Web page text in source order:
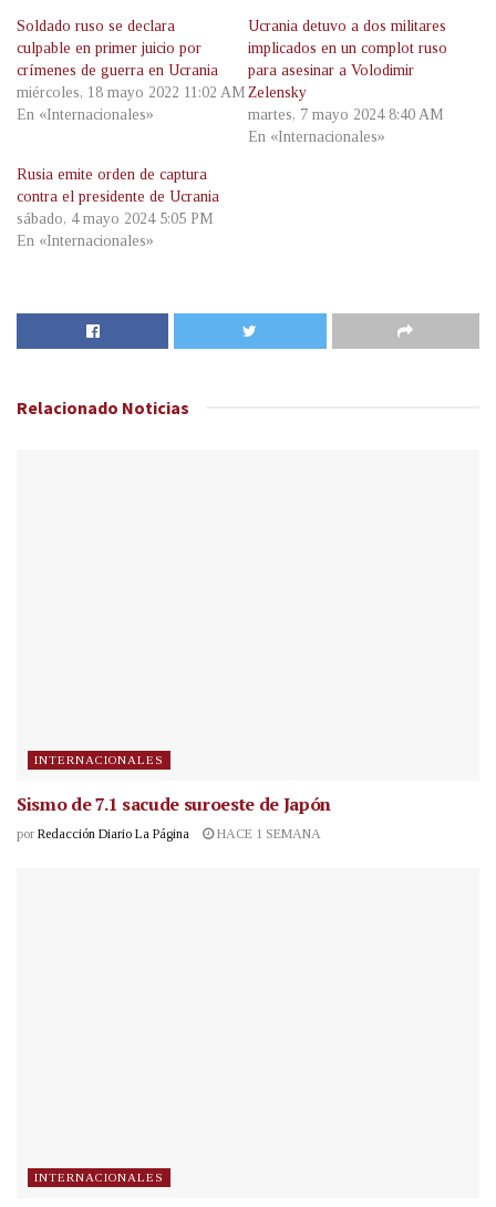
Soldado ruso se declara
culpable en primer juicio por
crímenes de guerra en Ucrania
miércoles, 18 mayo 2022 11:02 AM
En «Internacionales»
Ucrania detuvo a dos militares
implicados en un complot ruso
para asesinar a Volodimir
Zelensky
martes, 7 mayo 2024 8:40 AM
En «Internacionales»
Rusia emite orden de captura
contra el presidente de Ucrania
sábado, 4 mayo 2024 5:05 PM
En «Internacionales»
Relacionado Noticias
INTERNACIONALES
Sismo de 7.1 sacude suroeste de Japón
por Redacción Diario La Página HACE 1 SEMANA
INTERNACIONALES